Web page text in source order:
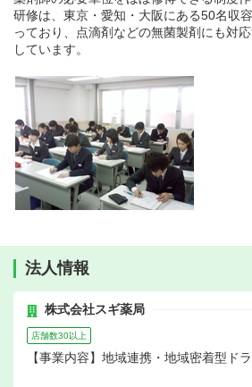
研修は、東京・愛知・大阪にある50名収
っており、点滴剤などの無菌製剤にも対
しています。
法人情報
株式会社スギ薬局
店舗数30以上
【事業内容】地域連携・地域密着型ド